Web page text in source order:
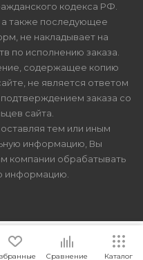
кодекса РФ.
а также последующее
не накладывает на
по исполнению заказа.
содержащее копию
не является ответом
заказа со
сайта.
тем или иным
информацию, Вы
компании обрабатывать
информацию.
Сравнение Каталог